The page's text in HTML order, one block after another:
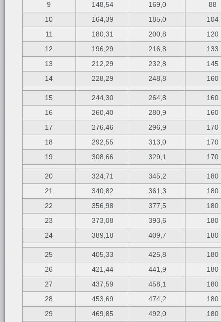
9
148,54 169,0
88
10
164,39 185,0
104
11
180,31 200,8
120
12
196,29 216,8
133
13
212,29 232,8
145
14
228,29 248,8 160
15 244,30 264,8
160
16
260,40 280,9
160
17
276,46 296,9
170
18
292,55 313,0
170
19
308,66 329,1 170
20 324,71 345,2
180
21
340,82 361,3
180
22
356,98 377,5
180
23
373,08 393,6
180
24
389,18 409,7 180
25 405,33 425,8
180
26
421,44 441,9
180
27
437,59 458,1
180
28
453,69 474,2
180
29
469,85 492,0 180